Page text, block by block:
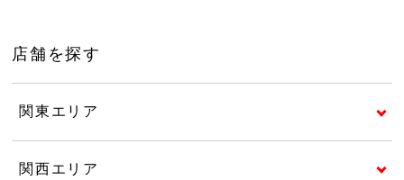
店舗を探す
関東エリア
関西エリア